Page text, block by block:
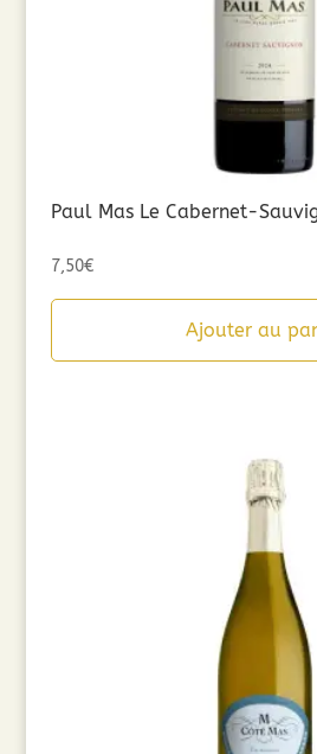
Paul Mas Le Cabernet-
7,50€
Ajouter au